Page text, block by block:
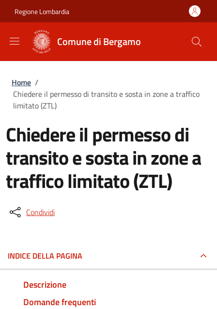
Regione Lombardia
Comune di Bergamo
Briciole di pane
Home /
Chiedere il permesso di transito e sosta in zone a traffico
limitato (ZTL)
Chiedere il permesso di
transito e sosta in zone a
traffico limitato (ZTL)
Condividi
INDICE DELLA PAGINA
Descrizione
Domande frequenti